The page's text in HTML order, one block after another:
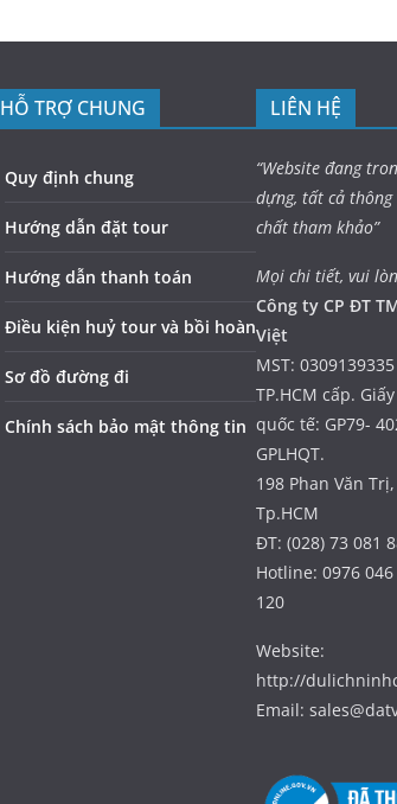
HỖ TRỢ CHUNG
Quy định chung
Hướng dẫn đặt tour
Hướng dẫn thanh toán
Điều kiện huỷ tour và bồi hoàn
Sơ đồ đường đi
Chính sách bảo mật thông tin
LIÊN HỆ
“Website đang
dựng, tất cả
chất tham khảo”
Mọi chi tiết, vui
Công ty CP ĐT
Việt
MST:
TP.HCM cấp.
quốc tế: GP79-
GPLHQT.
198 Phan Văn
Tp.HCM
ĐT: (028) 73 081
Hotline: 0976
120
Website:
http://
Email: